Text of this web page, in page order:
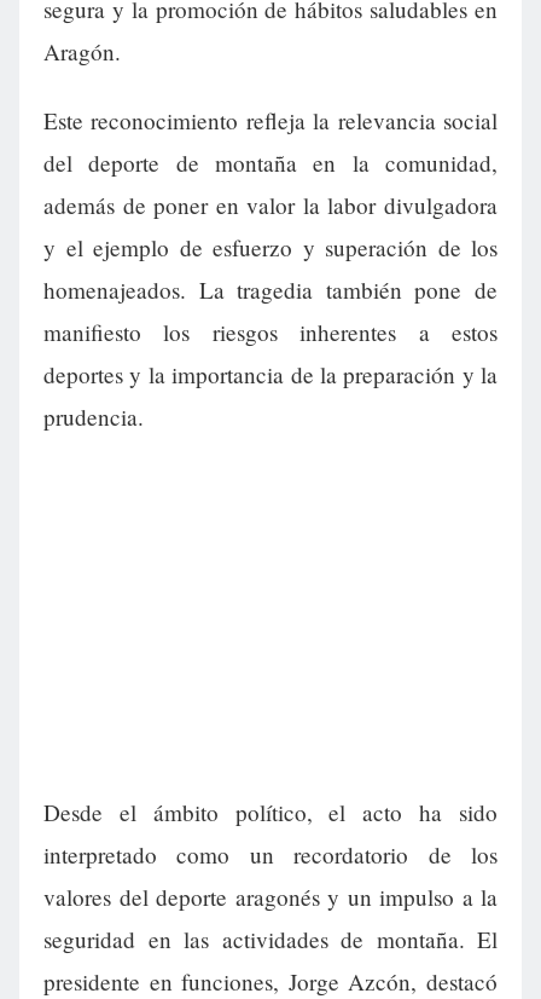
segura y la promoción de hábitos saludables en
Aragón.
Este reconocimiento refleja la relevancia social
del deporte de montaña en la comunidad,
además de poner en valor la labor divulgadora
y el ejemplo de esfuerzo y superación de los
homenajeados. La tragedia también pone de
manifiesto los riesgos inherentes a estos
deportes y la importancia de la preparación y la
prudencia.
Desde el ámbito político, el acto ha sido
interpretado como un recordatorio de los
valores del deporte aragonés y un impulso a la
seguridad en las actividades de montaña. El
presidente en funciones, Jorge Azcón, destacó